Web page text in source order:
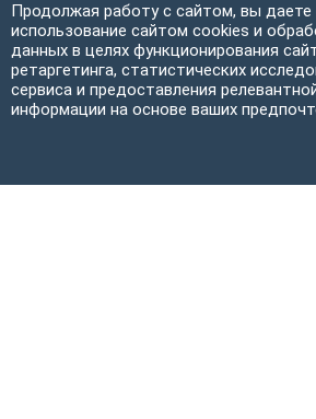
Продолжая работу с сайтом, вы даете
использование сайтом cookies и
данных в целях функционирования
ретаргетинга, статистических
сервиса и предоставления
информации на основе ваших